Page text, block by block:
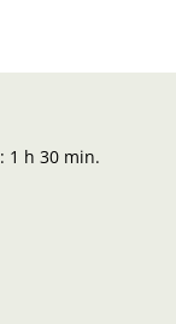
: 1 h 30 min.